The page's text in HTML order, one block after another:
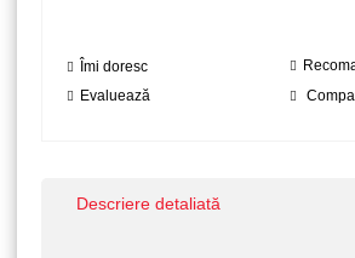
Îmi doresc
Evaluează
Descriere detaliată